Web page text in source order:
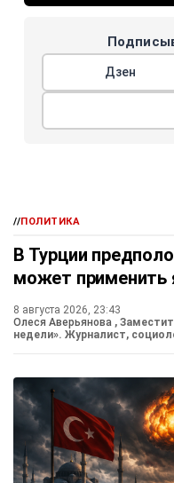
Дзен
//ПОЛИТИКА
В Турции
может применить
8 августа 2026, 23:43
Олеся Аверьянова ,
недели». Журналист,